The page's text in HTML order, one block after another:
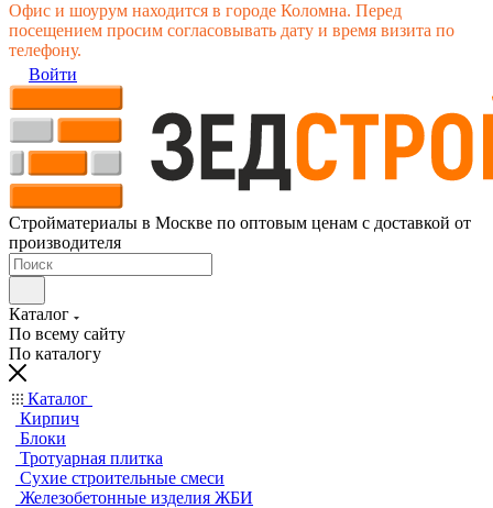
Офис и шоурум находится в городе Коломна. Перед
посещением просим согласовывать дату и время визита по
телефону.
Войти
Стройматериалы в Москве по оптовым ценам с доставкой от
производителя
Каталог
По всему сайту
По каталогу
Каталог
Кирпич
Блоки
Тротуарная плитка
Сухие строительные смеси
Железобетонные изделия ЖБИ